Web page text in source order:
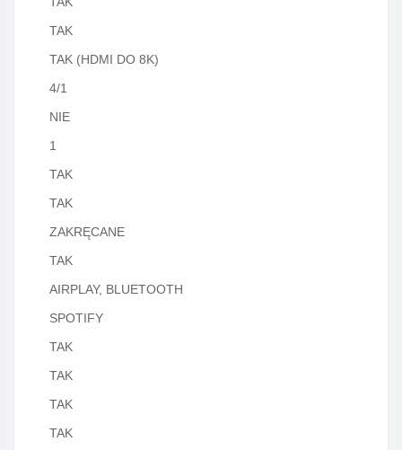
TAK
TAK (HDMI DO 8K)
4/1
NIE
1
TAK
TAK
ZAKRĘCANE
TAK
AIRPLAY, BLUETOOTH
SPOTIFY
TAK
TAK
TAK
TAK